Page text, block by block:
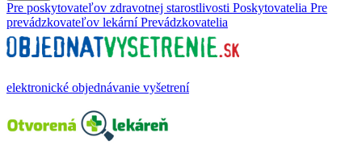
Pre poskytovateľov zdravotnej starostlivosti Poskytovatelia Pre
prevádzkovateľov lekární Prevádzkovatelia
elektronické objednávanie vyšetrení